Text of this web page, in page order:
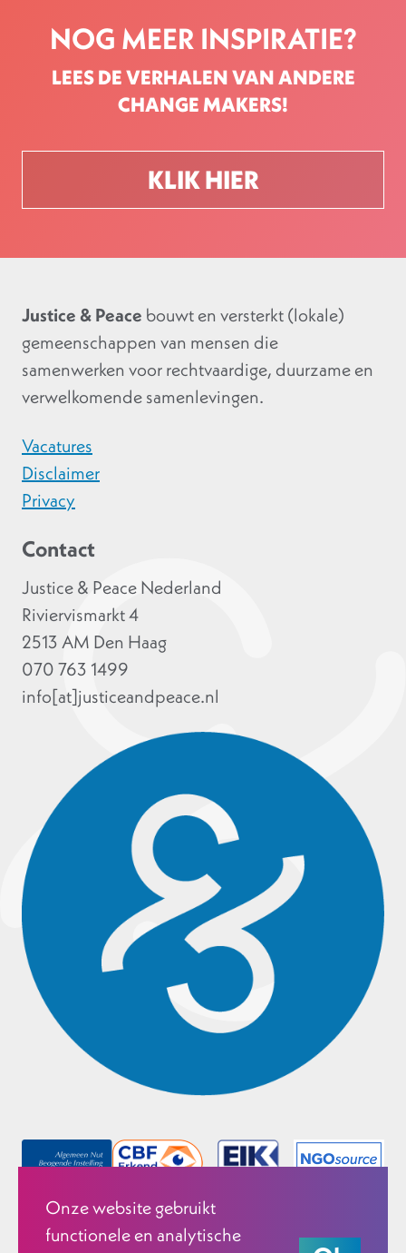
Onze website gebruikt
functionele en analytische
NOG MEER INSPIRATIE?
LEES DE VERHALEN VAN ANDERE
CHANGE MAKERS!
KLIK HIER
Justice & Peace bouwt en versterkt (lokale)
gemeenschappen van mensen die
samenwerken voor rechtvaardige, duurzame en
verwelkomende samenlevingen.
Vacatures
Disclaimer
Privacy
Contact
Justice & Peace Nederland
Riviervismarkt 4
2513 AM Den Haag
070 763 1499
info[at]justiceandpeace.nl